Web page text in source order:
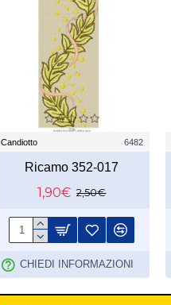
Candiotto 6482
Ricamo 352-017
1,90€ 2,50€
CHIEDI INFORMAZIONI